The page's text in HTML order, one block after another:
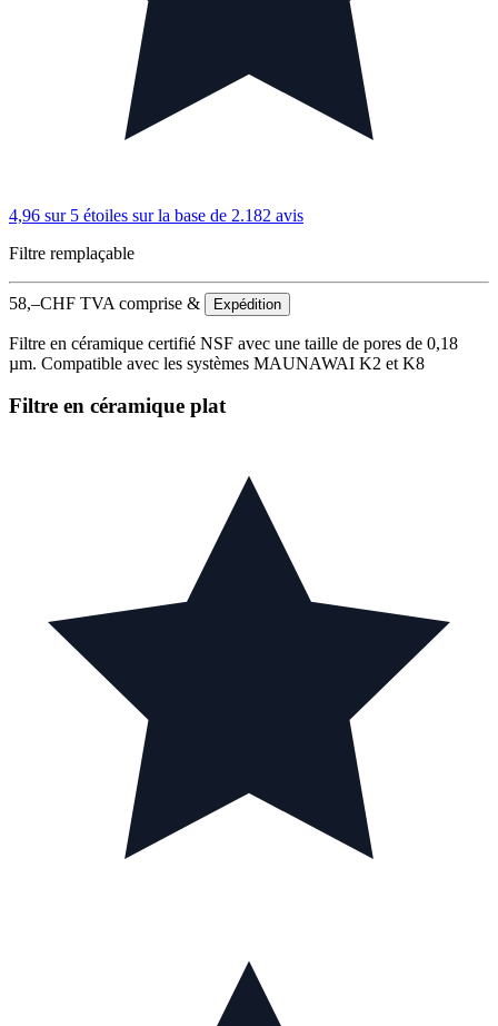
4,96 sur 5 étoiles sur la base de 2.182 avis
Filtre remplaçable
58,–CHF TVA comprise & Expédition
Filtre en céramique certifié NSF avec une taille de pores de 0,18
µm. Compatible avec les systèmes MAUNAWAI K2 et K8
Filtre en céramique plat